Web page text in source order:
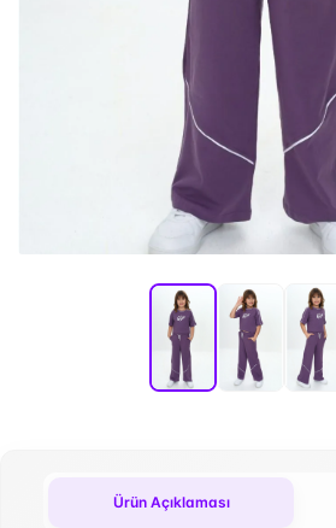
Ürün Açıklaması